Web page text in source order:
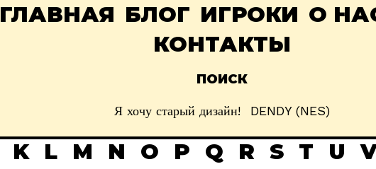
ГЛАВНАЯ БЛОГ ИГРОКИ О
КОНТАКТЫ
ПОИСК
Я хочу старый дизайн! DENDY (NES)
K L M N O P Q R S T U